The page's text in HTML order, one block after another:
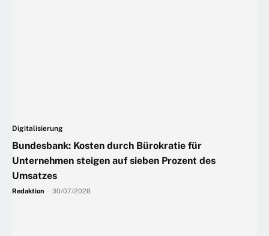
Digitalisierung
Bundesbank: Kosten durch Bürokratie für
Unternehmen steigen auf sieben Prozent des
Umsatzes
Redaktion 30/07/2026